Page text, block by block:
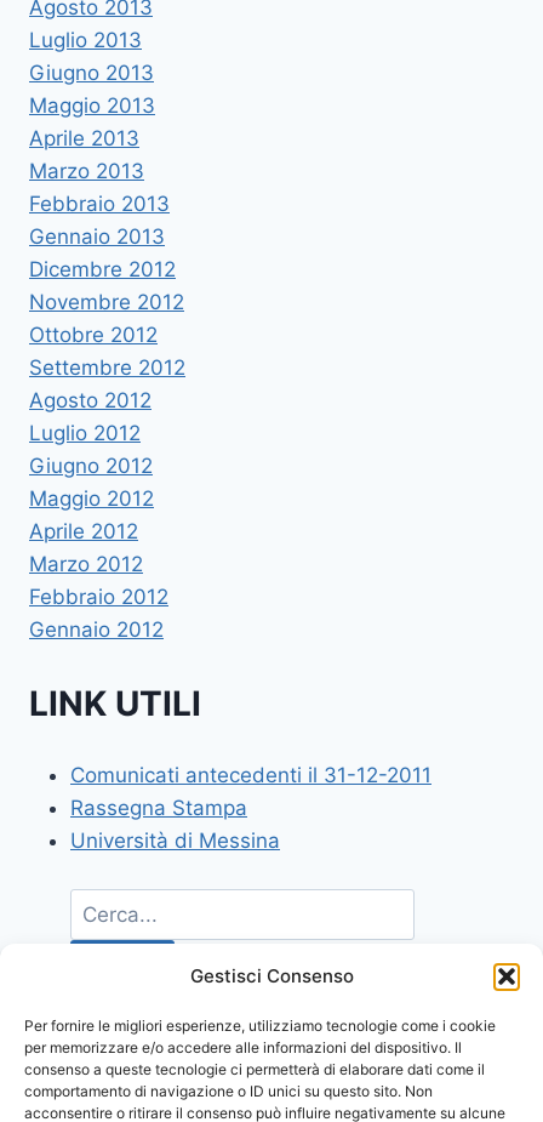
Gestisci Consenso
Per fornire le migliori esperienze, utilizziamo tecnologie come i cookie
per memorizzare e/o accedere alle informazioni del dispositivo. Il
consenso a queste tecnologie ci permetterà di elaborare dati come il
comportamento di navigazione o ID unici su questo sito. Non
acconsentire o ritirare il consenso può influire negativamente su alcune
Agosto 2013
Luglio 2013
Giugno 2013
Maggio 2013
Aprile 2013
Marzo 2013
Febbraio 2013
Gennaio 2013
Dicembre 2012
Novembre 2012
Ottobre 2012
Settembre 2012
Agosto 2012
Luglio 2012
Giugno 2012
Maggio 2012
Aprile 2012
Marzo 2012
Febbraio 2012
Gennaio 2012
LINK UTILI
Comunicati antecedenti il 31-12-2011
Rassegna Stampa
Università di Messina